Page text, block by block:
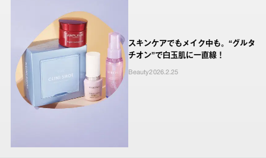
スキンケアでもメイク中も。“グルタ
チオン”で白玉肌に一直線！
Beauty2026.2.25